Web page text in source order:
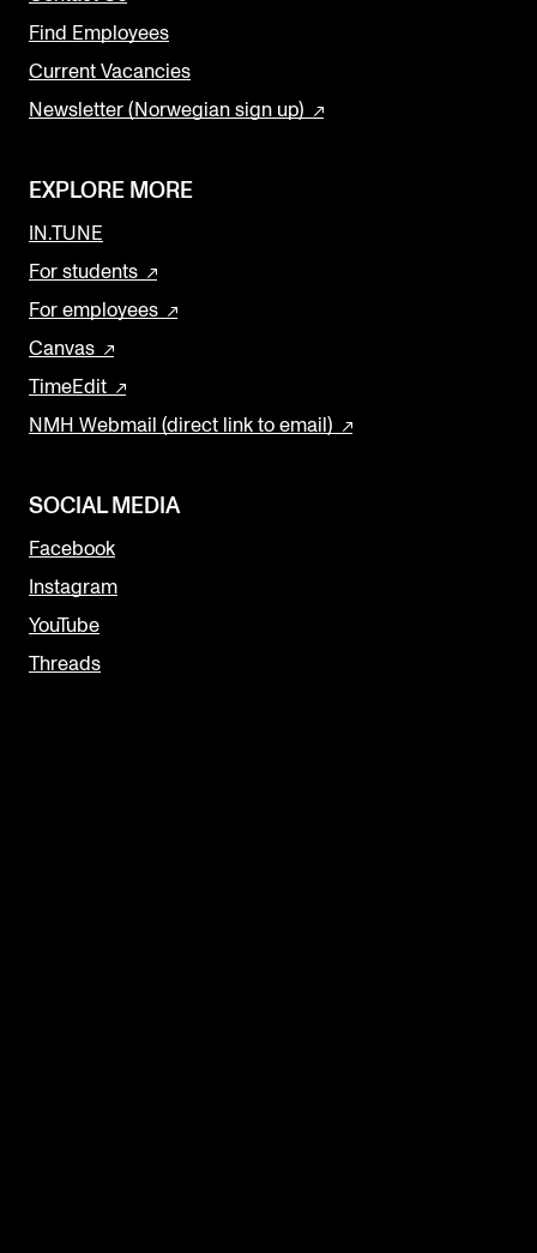
Find Employees
Current Vacancies
Newsletter (Norwegian sign up)
EXPLORE MORE
IN.TUNE
For students
For employees
Canvas
TimeEdit
NMH Webmail (direct link to email)
SOCIAL MEDIA
Facebook
Instagram
YouTube
Threads